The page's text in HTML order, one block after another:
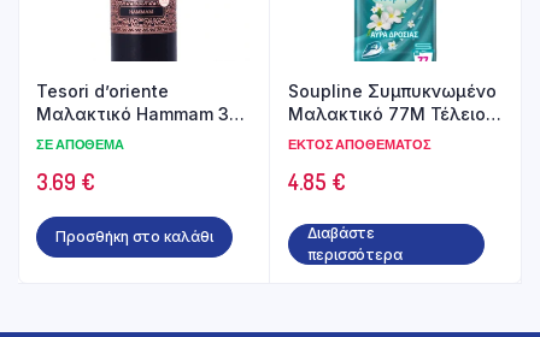
Tesori d’oriente
Μαλακτικό Hammam 38
Μεζούρες 760ml
ΣΕ ΑΠΌΘΕΜΑ
3.69 €
Προσθήκη στο καλάθι
Soupline Συμπυκνωμένο
Μαλακτικό 77Μ Τέλειο
Σιδέρωμα Αύρα Δροσιάς
ΕΚΤΌΣ ΑΠΟΘΈΜΑΤΟΣ
4.85 €
Διαβάστε
περισσότερα